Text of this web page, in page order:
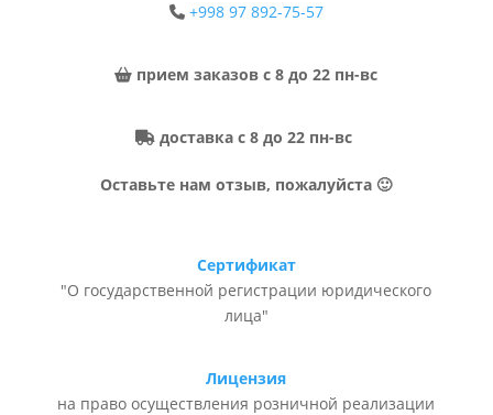
+998 97 892-75-57
прием заказов с 8 до 22 пн-вс
доставка с 8 до 22 пн-вс
Оставьте нам отзыв, пожалуйста 🙂
Сертификат
"О государственной регистрации юридического
лица"
Лицензия
на право осуществления розничной реализации